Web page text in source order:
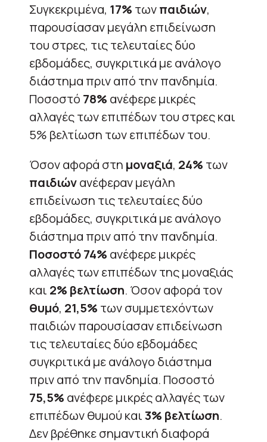
Συγκεκριμένα, 17% τωνπαιδιών,
παρουσίασαν μεγάλη επιδείνωση
του στρες, τις τελευταίες δύο
εβδομάδες, συγκριτικά με ανάλογο
διάστημα πριν από την πανδημία.
Ποσοστό 78% ανέφερε μικρές
αλλαγές των επιπέδων του στρες και
5% βελτίωση των επιπέδων του.
Όσον αφορά στη μοναξιά, 24% των
παιδιώνανέφεραν μεγάλη
επιδείνωση τις τελευταίες δύο
εβδομάδες, συγκριτικά με ανάλογο
διάστημα πριν από την πανδημία.
Ποσοστό 74% ανέφερε μικρές
αλλαγές των επιπέδων της μοναξιάς
και 2% βελτίωση. Όσον αφορά τον
θυμό, 21,5% των συμμετεχόντων
παιδιών παρουσίασαν επιδείνωση
τις τελευταίες δύο εβδομάδες
συγκριτικά με ανάλογο διάστημα
πριν από την πανδημία. Ποσοστό
75,5% ανέφερε μικρές αλλαγές των
επιπέδων θυμού και3% βελτίωση.
Δεν βρέθηκε σημαντική διαφορά